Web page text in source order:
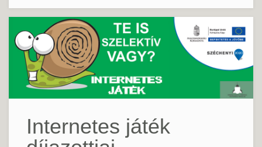
Internetes játék